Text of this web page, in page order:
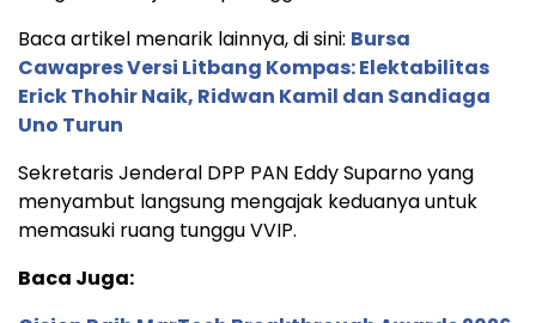
Baca artikel menarik lainnya, di sini: Bursa
Cawapres Versi Litbang Kompas: Elektabilitas
Erick Thohir Naik, Ridwan Kamil dan Sandiaga
Uno Turun
Sekretaris Jenderal DPP PAN Eddy Suparno yang
menyambut langsung mengajak keduanya untuk
memasuki ruang tunggu VVIP.
Baca Juga: